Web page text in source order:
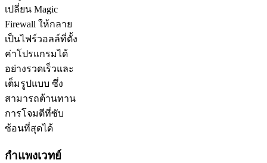
เปลี่ยน Magic
Firewall ให้กลาย
เป็นไฟร์วอลล์ที่ตั้ง
ค่าโปรแกรมได้
อย่างรวดเร็วและ
เต็มรูปแบบ ซึ่ง
สามารถต้านทาน
การโจมตีที่ซับ
ซ้อนที่สุดได้
กำแพงเวทย์